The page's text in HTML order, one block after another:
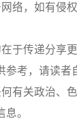
络，如有侵
于传递分享
考，请读者
有关政治、
。